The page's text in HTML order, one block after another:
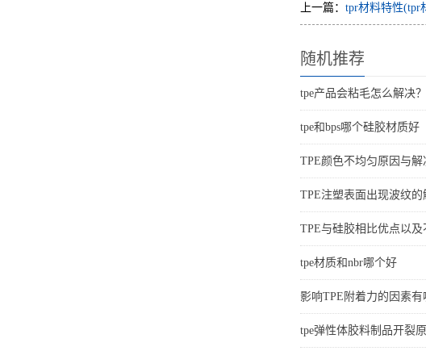
上一篇： tpr材料特性(tpr
随机推荐
tpe产品会粘毛怎么解决？
tpe和bps哪个硅胶材质好
TPE颜色不均匀原因与解
TPE注塑表面出现波纹的
TPE与硅胶相比优点以及
tpe材质和nbr哪个好
影响TPE附着力的因素有
tpe弹性体胶料制品开裂